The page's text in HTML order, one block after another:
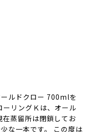
ルドクロー 700mlを
ーリングＫは、オール
在蒸留所は閉鎖してお
な一本です。 この度は